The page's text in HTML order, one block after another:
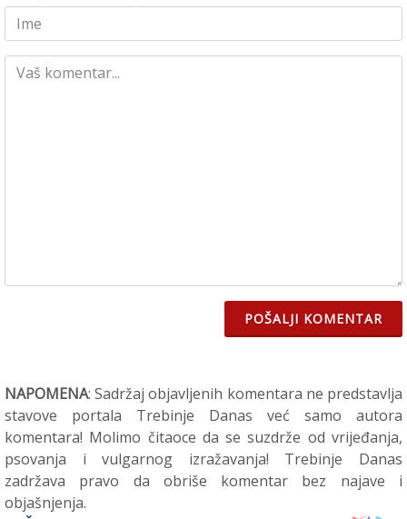
POŠALJI KOMENTAR
NAPOMENA: Sadržaj objavljenih komentara ne predstavlja
stavove portala Trebinje Danas već samo autora
komentara! Molimo čitaoce da se suzdrže od vrijeđanja,
psovanja i vulgarnog izražavanja! Trebinje Danas
zadržava pravo da obriše komentar bez najave i
objašnjenja.